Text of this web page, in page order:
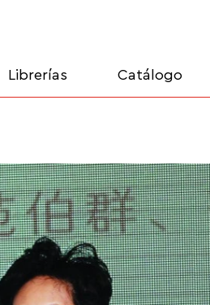
Librerías Catálogo